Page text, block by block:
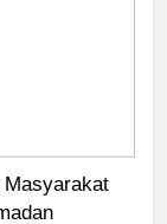
Masyarakat